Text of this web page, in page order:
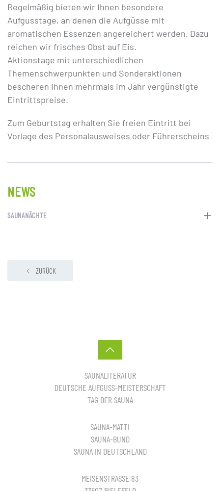
Regelmäßig bieten wir Ihnen besondere
Aufgusstage, an denen die Aufgüsse mit
aromatischen Essenzen angereichert werden. Dazu
reichen wir frisches Obst auf Eis.
Aktionstage mit unterschiedlichen
Themenschwerpunkten und Sonderaktionen
bescheren Ihnen mehrmals im Jahr vergünstigte
Eintrittspreise.
Zum Geburtstag erhalten Sie freien Eintritt bei
Vorlage des Personalausweises oder Führerscheins
NEWS
SAUNANÄCHTE
ZURÜCK
SAUNALITERATUR
DEUTSCHE AUFGUSS-MEISTERSCHAFT
TAG DER SAUNA
SAUNA-MATTI
SAUNA-BUND
SAUNA IN DEUTSCHLAND
MEISENSTRASSE 83